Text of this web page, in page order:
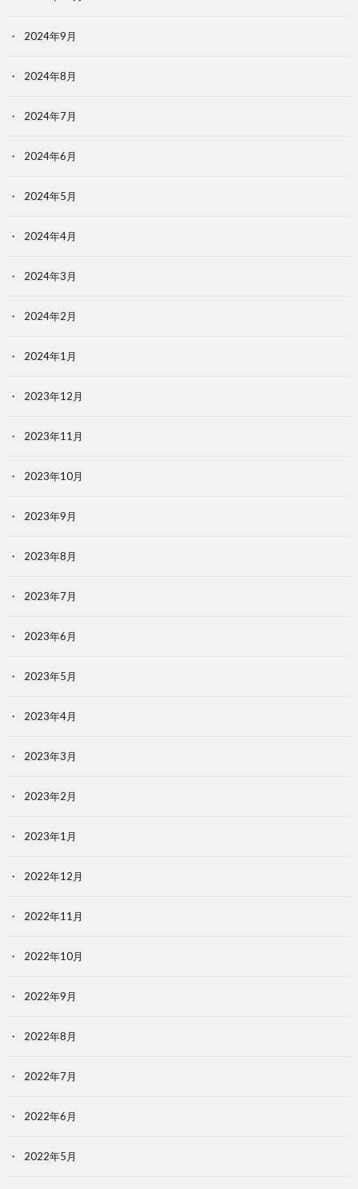
2024年9月
2024年8月
2024年7月
2024年6月
2024年5月
2024年4月
2024年3月
2024年2月
2024年1月
2023年12月
2023年11月
2023年10月
2023年9月
2023年8月
2023年7月
2023年6月
2023年5月
2023年4月
2023年3月
2023年2月
2023年1月
2022年12月
2022年11月
2022年10月
2022年9月
2022年8月
2022年7月
2022年6月
2022年5月